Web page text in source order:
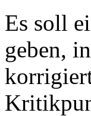
Es soll
geben,